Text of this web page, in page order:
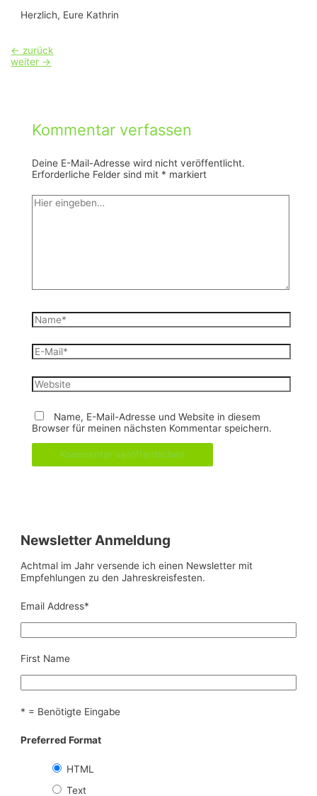
Herzlich, Eure Kathrin
Beitragsnavigation
← zurück
weiter →
Kommentar verfassen
Deine E-Mail-Adresse wird nicht veröffentlicht.
Erforderliche Felder sind mit * markiert
Hier
eingeben…
Name*
E-
Mail*
Website
Name, E-Mail-Adresse und Website in diesem
Browser für meinen nächsten Kommentar speichern.
Newsletter Anmeldung
Achtmal im Jahr versende ich einen Newsletter mit
Empfehlungen zu den Jahreskreisfesten.
Email Address*
First Name
* = Benötigte Eingabe
Preferred Format
HTML
Text